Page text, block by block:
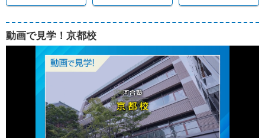
動画で見学！京都校